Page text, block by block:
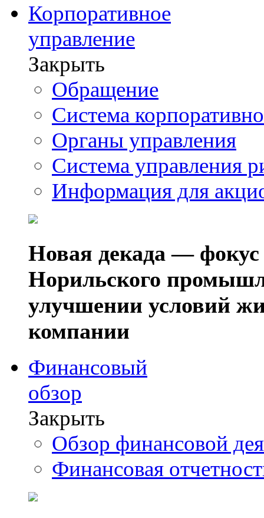
Корпоративное
управление
Закрыть
Обращение
Система
Органы управления
Система управления
Информация для
Новая декада — фокус
Норильского
улучшении условий
компании
Финансовый
обзор
Закрыть
Обзор финансовой
Финансовая